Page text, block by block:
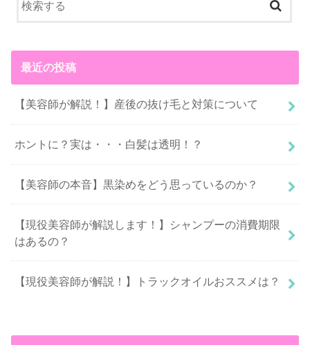
最近の投稿
【美容師が解説！】産後の抜け毛と対策について
ホントに？実は・・・白髪は透明！？
【美容師の本音】黒染めをどう思っているのか？
【現役美容師が解説します！】シャンプーの消費期限
はあるの？
【現役美容師が解説！】トラックオイルおススメは？